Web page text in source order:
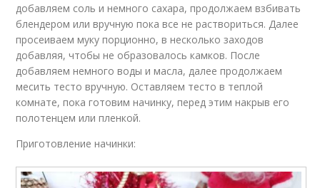
добавляем соль и немного сахара, продолжаем взбивать
блендером или вручную пока все не раствориться. Далее
просеиваем муку порционно, в несколько заходов
добавляя, чтобы не образовалось камков. После
добавляем немного воды и масла, далее продолжаем
месить тесто вручную. Оставляем тесто в теплой
комнате, пока готовим начинку, перед этим накрыв его
полотенцем или пленкой.
Приготовление начинки: